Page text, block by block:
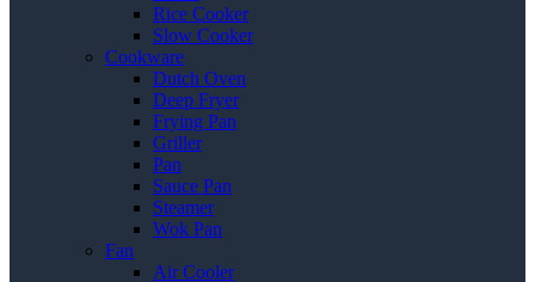
Rice Cooker
Slow Cooker
Cookware
Dutch Oven
Deep Fryer
Frying Pan
Griller
Pan
Sauce Pan
Steamer
Wok Pan
Fan
Air Cooler